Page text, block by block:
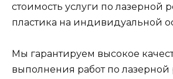
стоимость услуги по лазерной
пластика на индивидуальной
Мы гарантируем высокое
выполнения работ по лазерной